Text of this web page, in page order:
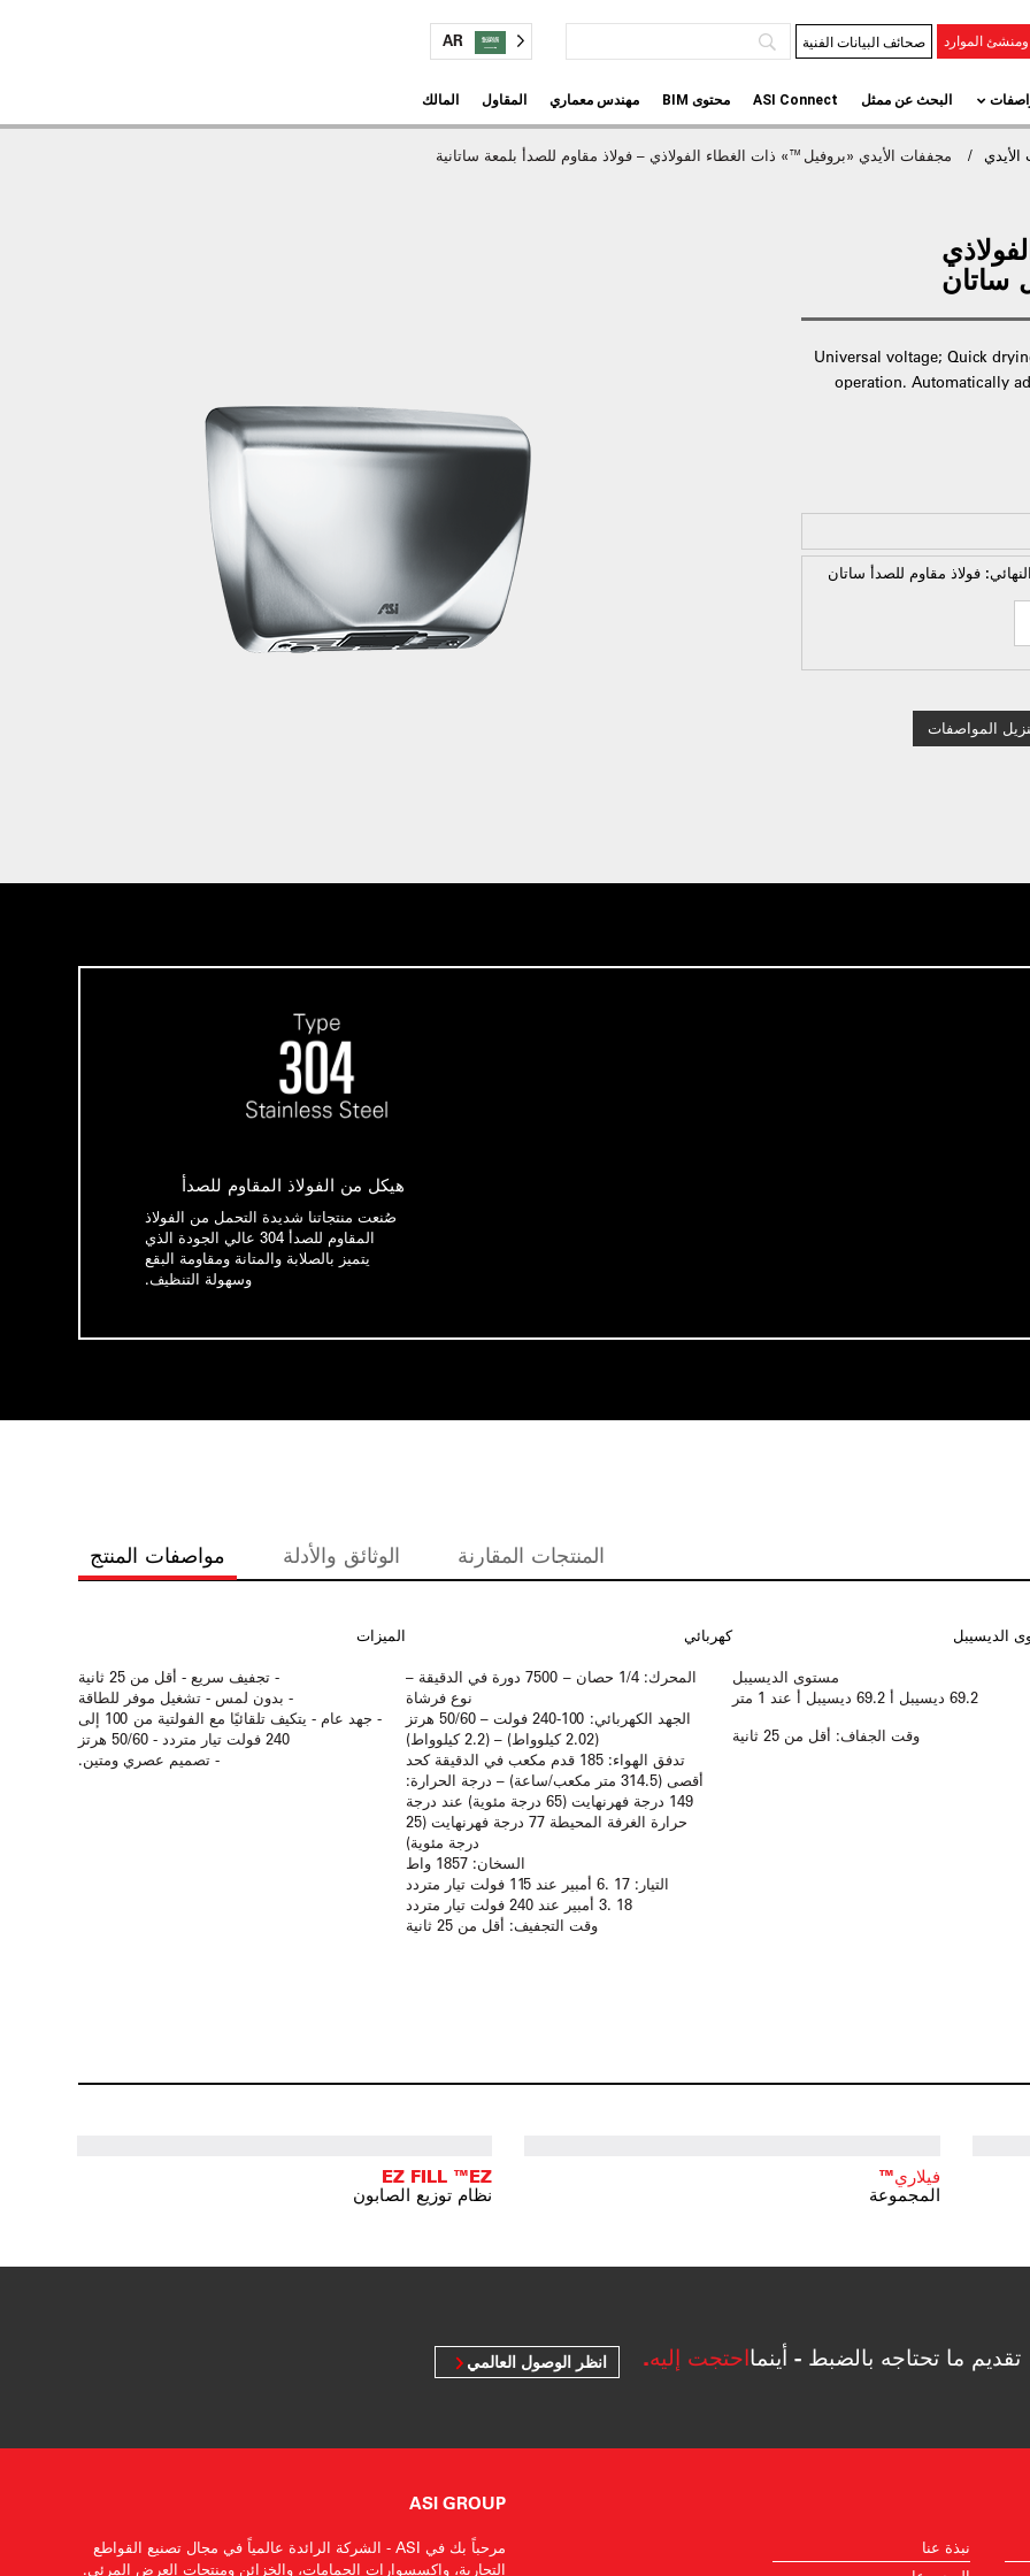
الموارد صحائف البيانات الفنية AR
البحث عن ممثل ASI Connect محتوى BIM مهندس معماري المقاول المالك
مجففات الأيدي «بروفيل™» ذات الغطاء الفولاذي – فولاذ مقاوم للصدأ بلمعة ساتانية
Universal voltage; Quick
operation. Automatically
فولاذ مقاوم للصدأ ساتان
المواصفات
هيكل من الفولاذ المقاوم للصدأ
صُنعت منتجاتنا شديدة التحمل من الفولاذ
المقاوم للصدأ 304 عالي الجودة الذي
يتميز بالصلابة والمتانة ومقاومة البقع
وسهولة التنظيف.
مواصفات المنتج الوثائق والأدلة المنتجات المقارنة
الميزات
- تجفيف سريع - أقل من 25 ثانية
- بدون لمس - تشغيل موفر للطاقة
- جهد عام - يتكيف تلقائيًا مع الفولتية من 100 إلى
240 فولت تيار متردد - 50/60 هرتز
- تصميم عصري ومتين.
كهربائي
المحرك: 1/4 حصان – 7500 دورة في الدقيقة –
نوع فرشاة
الجهد الكهربائي: 100-240 فولت – 50/60 هرتز
(2.02 كيلوواط) – (2.2 كيلوواط)
تدفق الهواء: 185 قدم مكعب في الدقيقة كحد
أقصى (314.5 متر مكعب/ساعة) – درجة الحرارة:
149 درجة فهرنهايت (65 درجة مئوية) عند درجة
حرارة الغرفة المحيطة 77 درجة فهرنهايت (25
درجة مئوية)
السخان: 1857 واط
التيار:17 .6 أمبير عند 115 فولت تيار متردد
18 .3 أمبير عند 240 فولت تيار متردد
وقت التجفيف: أقل من 25 ثانية
الديسيبل
مستوى الديسيبل
69.2 ديسيبل أ 69.2 ديسيبل أ عند 1 متر
وقت الجفاف: أقل من 25 ثانية
EZ FILL ™EZ
نظام توزيع الصابون
فيلاري™
المجموعة
تقديم ما تحتاجه بالضبط - أينمااحتجت إليه. انظر الوصول العالمي
ASI GROUP
مرحباً بك في ASI - الشركة الرائدة عالمياً في مجال تصنيع القواطع
التجارية، وإكسسوارات الحمامات، والخزائن ومنتجات العرض المرئي.
نبذة عنا